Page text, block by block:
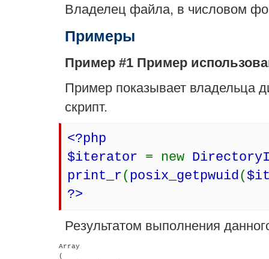
Владелец файла, в числовом
Примеры
Пример #1 Пример
Пример показывает владельца
скрипт.
<?php
$iterator = new
print_r( posix_getpwuid(
?>
Результатом выполнения
Array
(